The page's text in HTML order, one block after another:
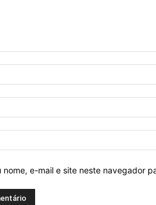
nome, e-mail e site neste navegador